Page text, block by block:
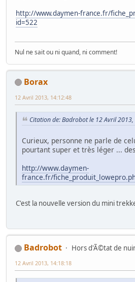
http://www.daymen-france.fr/
id=522
Nul ne sait ou ni quand, ni comment!
Borax
12 Avril 2013, 14:12:48
Citation de: Badrobot le 12 Avril
Curieux, personne ne parle de
pourtant super et très léger ...
http://www.daymen-
france.fr/
C'est la nouvelle version du mini
Badrobot
Hors d'Ã©tat de
12 Avril 2013, 14:18:18